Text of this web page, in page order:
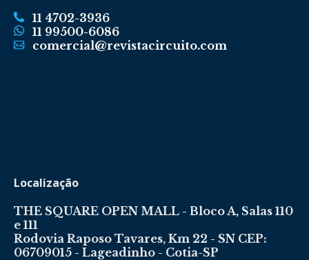
11 4702-3936
11 99500-6086
comercial@revistacircuito.com
Localização
THE SQUARE OPEN MALL - Bloco A, Salas 110
e 111
Rodovia Raposo Tavares, Km 22 - SN CEP:
06709015 - Lageadinho - Cotia-SP